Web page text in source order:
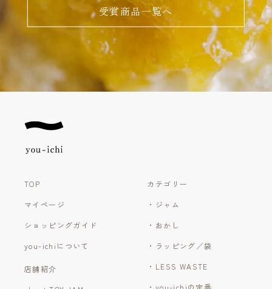
受賞商品一覧へ
TOP
マイページ
ショッピングガイド
you-ichiについて
カテゴリー
・ジャム
・おかし
・ラッピング／袋
・LESS WASTE
店舗紹介